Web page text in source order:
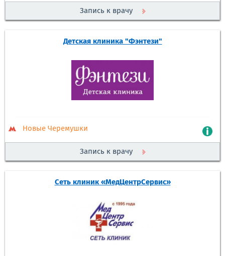
Запись к врачу
Детская клиника "Фэнтези"
Новые Черемушки
Запись к врачу
Сеть клиник «МедЦентрСервис»